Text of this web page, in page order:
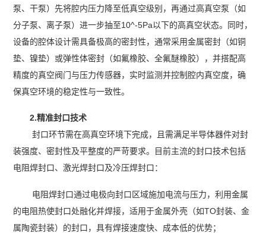
泵、干泵）先将腔内压力降至低真空级别，再通过高真空泵（如
分子泵、离子泵）进一步抽至10^-5Pa以下的高真空状态。同时，
设备的腔体设计需具备极高的密封性，通常采用金属密封（如铜
垫、镍垫）或弹性体密封（如氟橡胶、全氟醚橡胶），并搭配高
精度的真空阀门与压力传感器，实时监测并控制腔内真空度，确
保真空环境的稳定性与一致性。
2.精准封口技术
封口环节需在高真空环境下完成，且需满足半导体器件对封
装强度、密封性及平整度的严苛要求。目前主流的封口技术包括
电阻焊封口、激光焊封口及冷压焊封口：
电阻焊封口通过电极向封口区域施加电流与压力，利用金属
的电阻热使封口处融化并焊接，适用于金属外壳（如TO封装、金
属陶瓷封装）的封口，具有焊接速度快、成本低的优势；